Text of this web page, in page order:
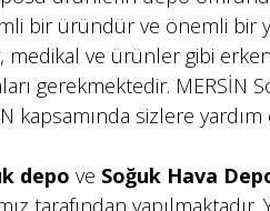
bir üründür ve önemli bir
ve ürünler gibi
gerekmektedir. MERSİN
kapsamında sizlere yardım
depo ve Soğuk Hava
tarafından